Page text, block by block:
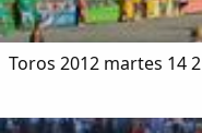
Toros 2012 martes 14 2